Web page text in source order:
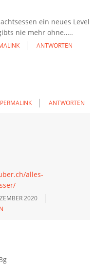
ein neues Level
nie mehr ohne…..
ANTWORTEN
PERMALINK ANTWORTEN
alles-
2020